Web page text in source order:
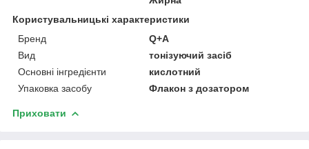
Користувальницькі характеристики
Бренд
Q+A
Вид
тонізуючий засіб
Основні інгредієнти
кислотний
Упаковка засобу
Флакон з дозатором
Приховати